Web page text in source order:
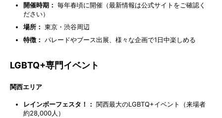
開催時期： 毎年春頃に開催（最新情報は公式サイトをご確認く
ださい）
場所： 東京・渋谷周辺
特徴： パレードやブース出展、様々な企画で1日中楽しめる
LGBTQ+専門イベント
関西エリア
レインボーフェスタ！： 関西最大のLGBTQ+イベント（来場者
約28,000人）